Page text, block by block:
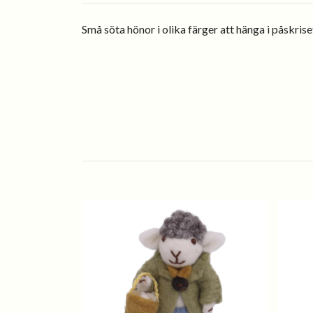
Små söta hönor i olika färger att hänga i